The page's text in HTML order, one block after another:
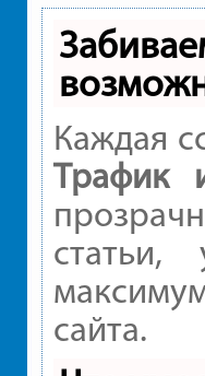
Каждая
Трафик
сайта.